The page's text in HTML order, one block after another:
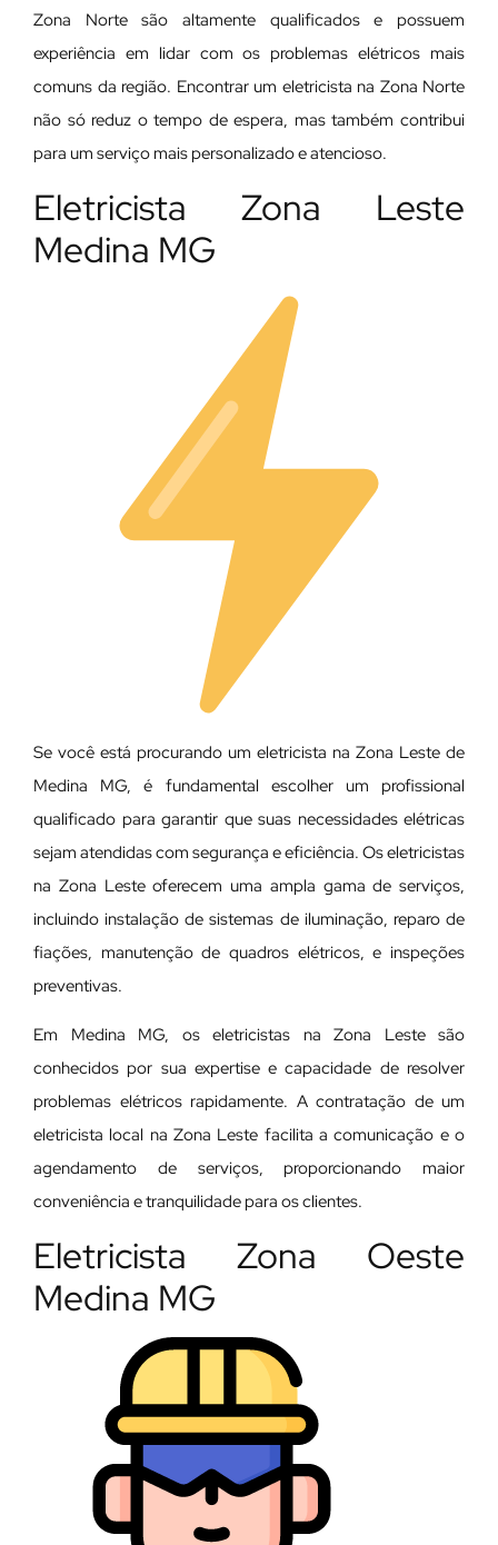
Zona Norte são altamente qualificados e possuem
experiência em lidar com os problemas elétricos mais
comuns da região. Encontrar um eletricista na Zona Norte
não só reduz o tempo de espera, mas também contribui
para um serviço mais personalizado e atencioso.
Eletricista Zona Leste
Medina MG
Se você está procurando um eletricista na Zona Leste de
Medina MG, é fundamental escolher um profissional
qualificado para garantir que suas necessidades elétricas
sejam atendidas com segurança e eficiência. Os eletricistas
na Zona Leste oferecem uma ampla gama de serviços,
incluindo instalação de sistemas de iluminação, reparo de
fiações, manutenção de quadros elétricos, e inspeções
preventivas.
Em Medina MG, os eletricistas na Zona Leste são
conhecidos por sua expertise e capacidade de resolver
problemas elétricos rapidamente. A contratação de um
eletricista local na Zona Leste facilita a comunicação e o
agendamento de serviços, proporcionando maior
conveniência e tranquilidade para os clientes.
Eletricista Zona Oeste
Medina MG